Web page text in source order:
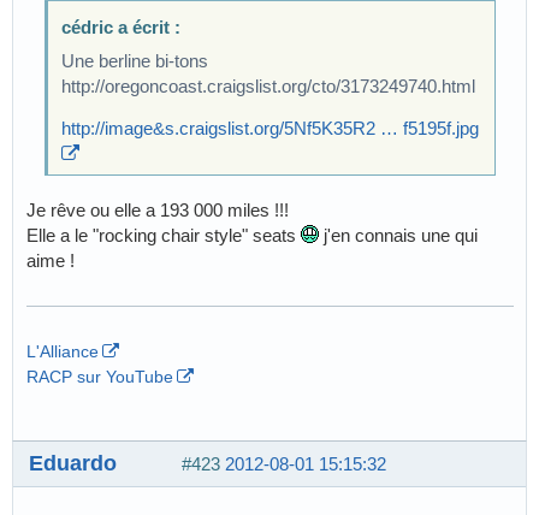
cédric a écrit :
Une berline bi-tons
http://oregoncoast.craigslist.org/cto/3173249740.html
http://image&s.craigslist.org/5Nf5K35R2 … f5195f.jpg
Je rêve ou elle a 193 000 miles !!!
Elle a le "rocking chair style" seats
j'en connais une qui
aime !
L'Alliance
RACP sur YouTube
#423 2012-08-01 15:15:32
Eduardo